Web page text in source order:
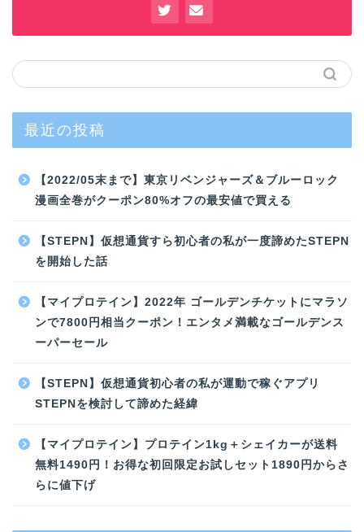
最近の投稿
【2022/05末まで】東京リベンジャーズ＆ブルーロック
漫画全巻がクーポン80%オフの最安値で買える
【STEPN】仮想通貨すら初心者の私が一度諦めたSTEPN
を開始した話
【マイプロテイン】2022年 ゴールデンチケットにマラソ
ンで7800円相当クーポン！エンタメ満載なゴールデンス
ーパーセール
【STEPN】仮想通貨初心者の私が運動で稼ぐアプリ
STEPNを検討して諦めた経緯
【マイプロテイン】プロテイン1kg＋シェイカーが送料
無料1490円！お得な初回限定お試しセット1890円からさ
らに値下げ